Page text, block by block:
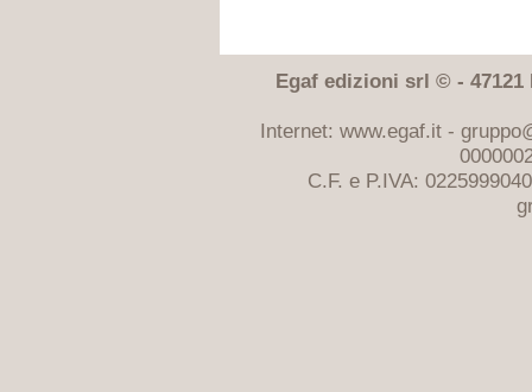
Egaf edizioni srl © - 47121
Internet: www.egaf.it -
C.F. e P.IVA: